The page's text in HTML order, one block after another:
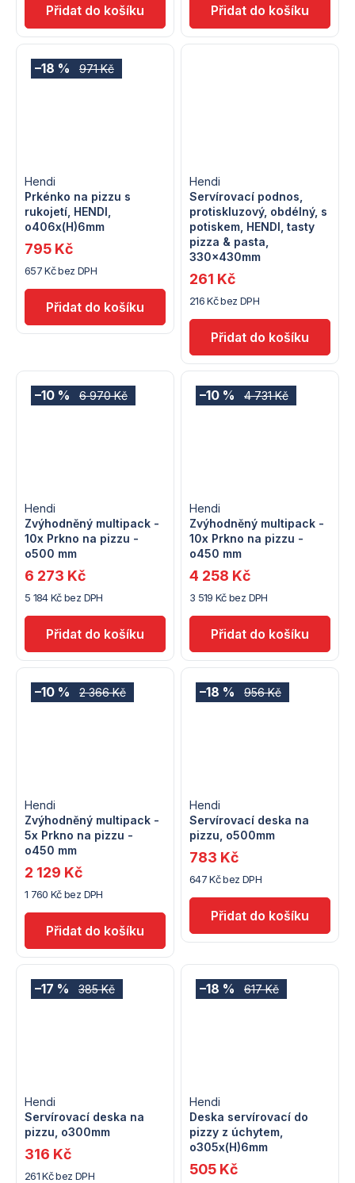
971 Kč
–18 %
Prkénko na pizzu s
rukojetí, HENDI,
o406x(H)6mm
Hendi
657 Kč bez DPH
795 Kč
Servírovací podnos,
protiskluzový, obdélný, s
potiskem, HENDI, tasty
pizza & pasta,
330x430mm
Hendi
216 Kč bez DPH
261 Kč
6 970 Kč
–10 %
Zvýhodněný multipack -
10x Prkno na pizzu -
o500 mm
Hendi
5 184 Kč bez DPH
6 273 Kč
4 731 Kč
–10 %
Zvýhodněný multipack -
10x Prkno na pizzu -
o450 mm
Hendi
3 519 Kč bez DPH
4 258 Kč
2 366 Kč
–10 %
Zvýhodněný multipack -
5x Prkno na pizzu -
o450 mm
Hendi
1 760 Kč bez DPH
2 129 Kč
956 Kč
–18 %
Servírovací deska na
pizzu, o500mm
Hendi
647 Kč bez DPH
783 Kč
385 Kč
–17 %
Servírovací deska na
pizzu, o300mm
Hendi
261 Kč bez DPH
316 Kč
617 Kč
–18 %
Deska servírovací do
pizzy z úchytem,
o305x(H)6mm
Hendi
505 Kč